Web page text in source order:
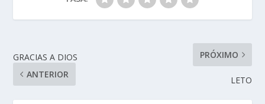
GRACIAS A DIOS
ANTERIOR
PRÓXIMO
LETO